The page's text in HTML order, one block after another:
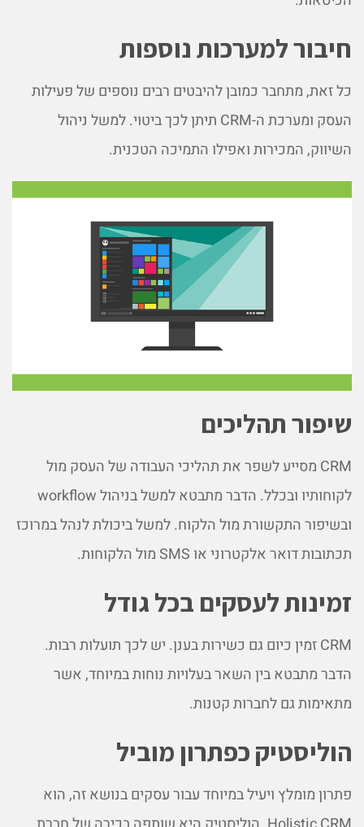
חיבור למערכות נוספות
כל זאת, מתחבר כמובן להיבטים רבים נוספים של פעילות
העסק ומערכת ה-CRM תיתן לכך ביטוי. למשל ניהול
השיווק, המכירות ואפילו התמיכה הטכנית.
שיפור תהליכים
CRM מסייע לשפר את תהליכי העבודה של העסק מול
לקוחותיו ובכלל. הדבר מתבטא למשל בניהול workflow
ובשיפור התקשורת מול הלקוח. למשל ביכולת לנהל במרוכז
תכתובות דואר אלקטרוני או SMS מול הלקוחות.
זמינות לעסקים בכל גודל
CRM זמין כיום גם כשירות בענן. יש לכך תועלות רבות.
הדבר מתבטא בין השאר בעלויות נוחות במיוחד, אשר
מתאימות גם לחברות קטנות.
הוליסטיק כפתרון מוביל
פתרון מומלץ ויעיל במיוחד עבור עסקים בנושא זה, הוא